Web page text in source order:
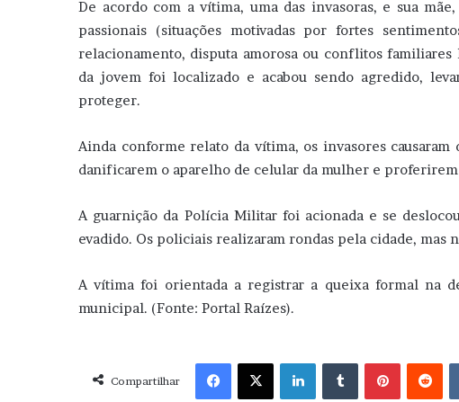
De acordo com a vítima, uma das invasoras, e sua
passionais (situações motivadas por fortes
relacionamento, disputa amorosa ou conflitos familiares
da jovem foi localizado e acabou sendo agredido,
proteger.
Ainda conforme relato da vítima, os invasores
danificarem o aparelho de celular da mulher e proferirem
A guarnição da Polícia Militar foi acionada e se
evadido. Os policiais realizaram rondas pela cidade, mas
A vítima foi orientada a registrar a queixa formal na
municipal. (Fonte: Portal Raízes).
Compartilhar
Facebook X Linkedin